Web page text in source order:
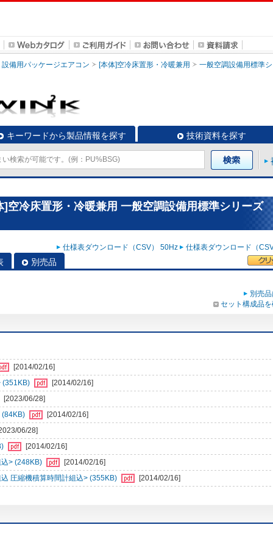
設備用パッケージエアコン [本体]空冷床置形・冷暖兼用 一般空調設備用標準
キーワードから製品情報を探す 技術資料を探す
空冷床置形・冷暖兼用 一般空調設備用標準シリーズ
仕様表ダウンロード（CSV） 50Hz 仕様表ダウンロード（
別売品
別売
セット構成品
[2014/02/16]
(351KB)
[2014/02/16]
[2023/06/28]
(84KB)
[2014/02/16]
06/28]
[2014/02/16]
込> (248KB)
[2014/02/16]
圧縮機積算時間計組込> (355KB)
[2014/02/16]